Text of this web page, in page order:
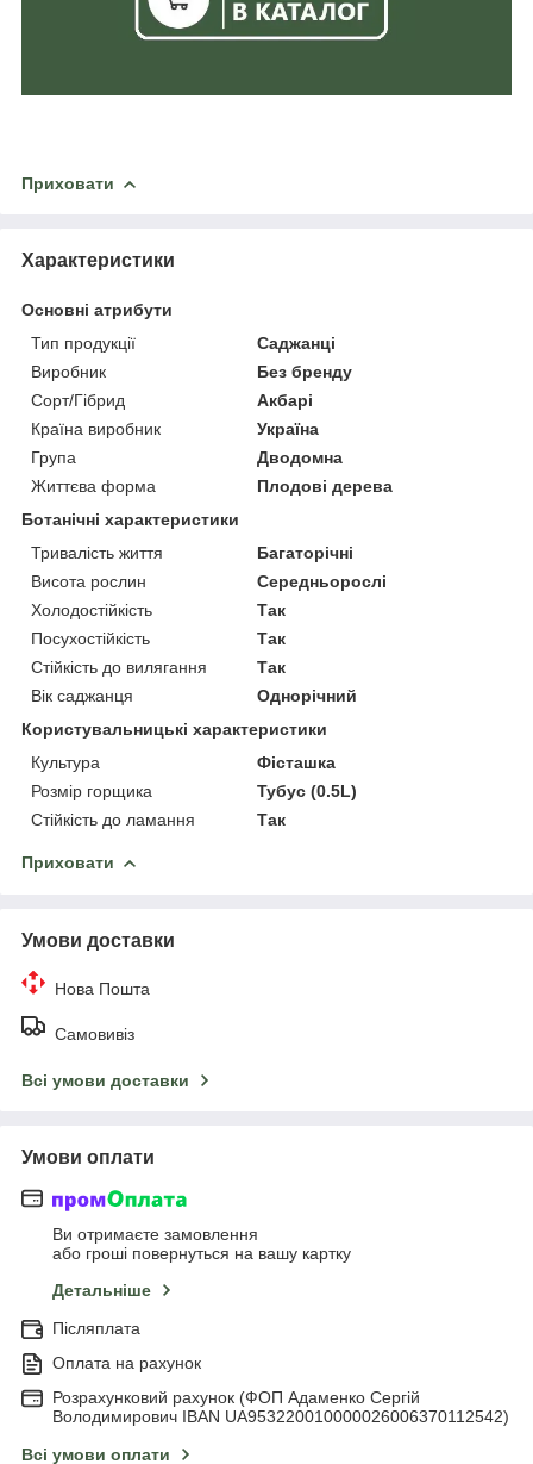
Приховати
Характеристики
Основні атрибути
Тип продукції
Саджанці
Виробник
Без бренду
Сорт/Гібрид
Акбарі
Країна виробник
Україна
Група
Дводомна
Життєва форма
Плодові дерева
Ботанічні характеристики
Тривалість життя
Багаторічні
Висота рослин
Середньорослі
Холодостійкість
Так
Посухостійкість
Так
Стійкість до вилягання
Так
Вік саджанця
Однорічний
Користувальницькі характеристики
Культура
Фісташка
Розмір горщика
Тубус (0.5L)
Стійкість до ламання
Так
Приховати
Умови доставки
Нова Пошта
Самовивіз
Всі умови доставки
Умови оплати
Ви отримаєте замовлення
або гроші повернуться на вашу картку
Детальніше
Післяплата
Оплата на рахунок
Розрахунковий рахунок (ФОП Адаменко Сергій
Володимирович IBAN UA953220010000026006370112542)
Всі умови оплати